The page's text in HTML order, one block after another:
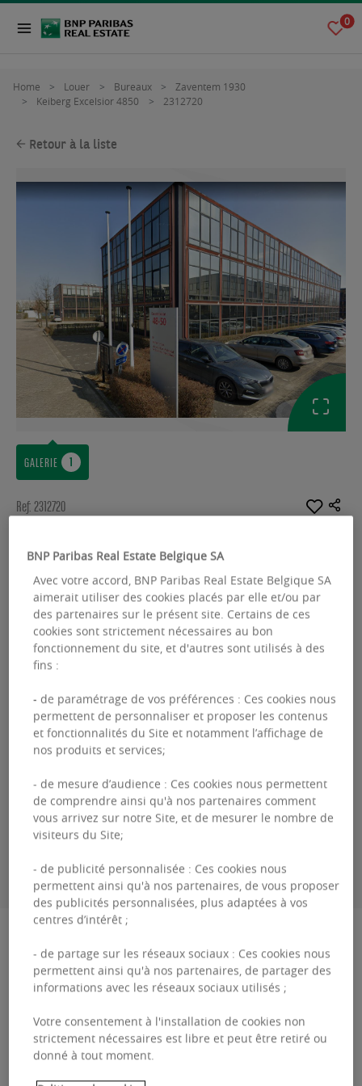
0
Home Louer Bureaux
Zaventem 1930
Keiberg Excelsior 4850
2312720
Retour à la liste
GALERIE
Ref: 2312720
BUREAUX À LOUER
Keiberg - Excelsior 48/50
Excelsiorlaan 48-50 - 1930 Zaventem
Surface disponible : 3647.00 m²
From :
Guillaume
+3226431035
Excelsior 48/50 Immeuble de bureaux au coeur
principaux axes routiers de Belgique, au pied du
ring ...
Excelsior
BNP Paribas Real Estate Belgique SA
Avec votre accord, BNP Paribas Real Estate Belgique SA
aimerait utiliser des cookies placés par elle et/ou par
des partenaires sur le présent site. Certains de ces
cookies sont strictement nécessaires au bon
fonctionnement du site, et d'autres sont utilisés à des
fins :
- de paramétrage de vos préférences : Ces cookies nous
permettent de personnaliser et proposer les contenus
et fonctionnalités du Site et notamment l’affichage de
nos produits et services;
- de mesure d’audience : Ces cookies nous permettent
de comprendre ainsi qu'à nos partenaires comment
vous arrivez sur notre Site, et de mesurer le nombre de
visiteurs du Site;
- de publicité personnalisée : Ces cookies nous
permettent ainsi qu'à nos partenaires, de vous proposer
des publicités personnalisées, plus adaptées à vos
centres d’intérêt ;
- de partage sur les réseaux sociaux : Ces cookies nous
permettent ainsi qu'à nos partenaires, de partager des
informations avec les réseaux sociaux utilisés ;
Votre consentement à l'installation de cookies non
strictement nécessaires est libre et peut être retiré ou
donné à tout moment.